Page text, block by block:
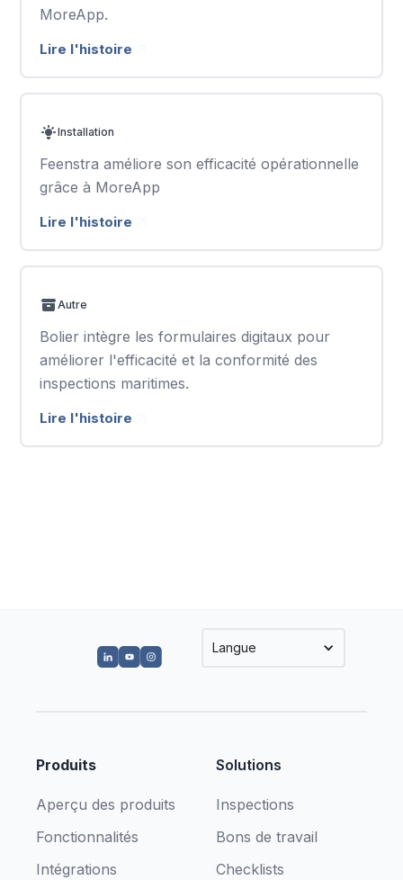
MoreApp.
Lire l'histoire
Installation
Feenstra améliore son efficacité opérationnelle
grâce à MoreApp
Lire l'histoire
Autre
Bolier intègre les formulaires digitaux pour
améliorer l'efficacité et la conformité des
inspections maritimes.
Lire l'histoire
Langue
Produits
Aperçu des produits
Fonctionnalités
Intégrations
Solutions
Inspections
Bons de travail
Checklists